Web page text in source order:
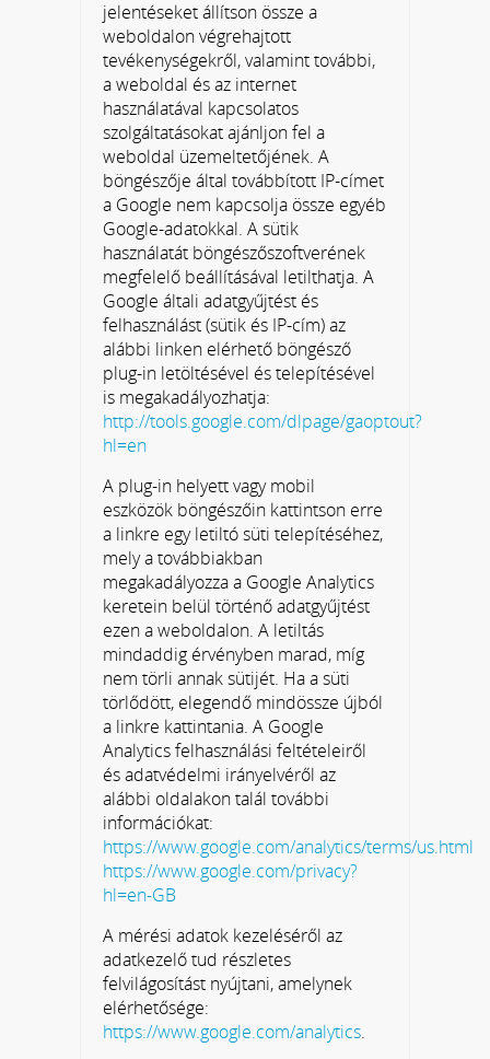
jelentéseket állítson össze a
weboldalon végrehajtott
tevékenységekről, valamint további,
a weboldal és az internet
használatával kapcsolatos
szolgáltatásokat ajánljon fel a
weboldal üzemeltetőjének. A
böngészője által továbbított IP-címet
a Google nem kapcsolja össze egyéb
Google-adatokkal. A sütik
használatát böngészőszoftverének
megfelelő beállításával letilthatja. A
Google általi adatgyűjtést és
felhasználást (sütik és IP-cím) az
alábbi linken elérhető böngésző
plug-in letöltésével és telepítésével
is megakadályozhatja:
http://tools.google.com/dlpage/gaoptout?
hl=en
A plug-in helyett vagy mobil
eszközök böngészőin kattintson erre
a linkre egy letiltó süti telepítéséhez,
mely a továbbiakban
megakadályozza a Google Analytics
keretein belül történő adatgyűjtést
ezen a weboldalon. A letiltás
mindaddig érvényben marad, míg
nem törli annak sütijét. Ha a süti
törlődött, elegendő mindössze újból
a linkre kattintania. A Google
Analytics felhasználási feltételeiről
és adatvédelmi irányelvéről az
alábbi oldalakon talál további
információkat:
https://www.google.com/analytics/terms/us.html
https://www.google.com/privacy?
hl=en-GB
A mérési adatok kezeléséről az
adatkezelő tud részletes
felvilágosítást nyújtani, amelynek
elérhetősége:
https://www.google.com/analytics.